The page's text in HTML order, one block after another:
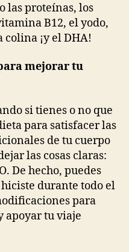
las proteínas, los
B12, el yodo,
¡y el DHA!
mejorar tu
si tienes o no que
para satisfacer las
de tu cuerpo
las cosas claras:
De hecho, puedes
durante todo el
para
apoyar tu viaje